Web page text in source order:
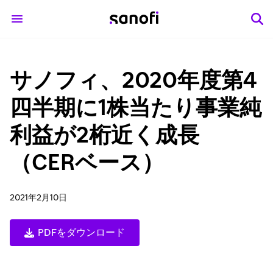
サノフィ、2020年度第4
四半期に1株当たり事業純
利益が2桁近く成長
（CERベース）
2021年2月10日
PDFをダウンロード